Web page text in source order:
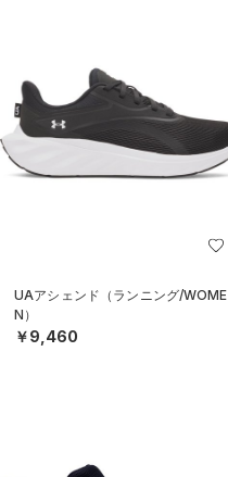
UAアシェンド（ランニング/WOME
N）
￥9,460